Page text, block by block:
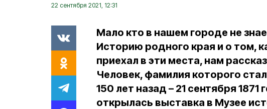
22 сентября 2021, 12:31
Мало кто в нашем городе не
Историю родного края и о том,
приехал в эти места, нам
Человек, фамилия которого
150 лет назад – 21 сентября 1871
открылась выставка в Музее